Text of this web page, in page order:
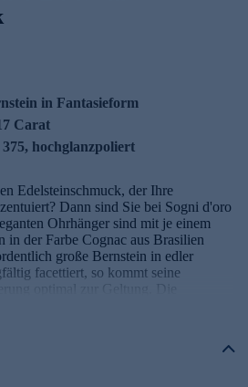
in Fantasieform
Carat
hochglanzpoliert
Edelsteinschmuck, der Ihre
Dann sind Sie bei Sogni d'oro
Ohrhänger sind mit je einem
in der Farbe Cognac aus Brasilien
große Bernstein in edler
facettiert, so kommt seine
optimal zur Geltung. Die
an den Brisurverschlüssen